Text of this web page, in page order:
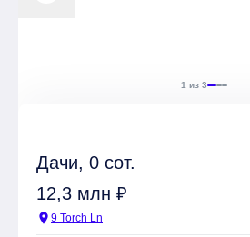
1 из 3
Дачи, 0 сот.
12,3 млн ₽
location_on 9 Torch Ln